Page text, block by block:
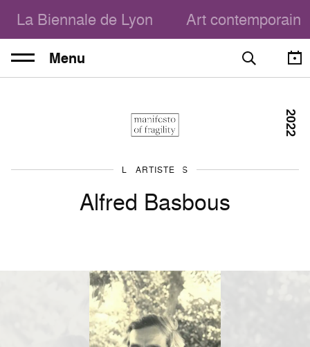
La Biennale de Lyon Art contemporain
Menu
LES ARTISTES
ARTISTE
Alfred Basbous
2022